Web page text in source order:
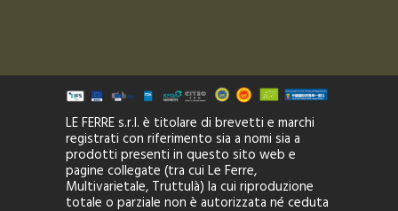
LE FERRE s.r.l. è titolare di brevetti e marchi
registrati con riferimento sia a nomi sia a
prodotti presenti in questo sito web e
pagine collegate (tra cui Le Ferre,
Multivarietale, Truttulà) la cui riproduzione
totale o parziale non è autorizzata né ceduta